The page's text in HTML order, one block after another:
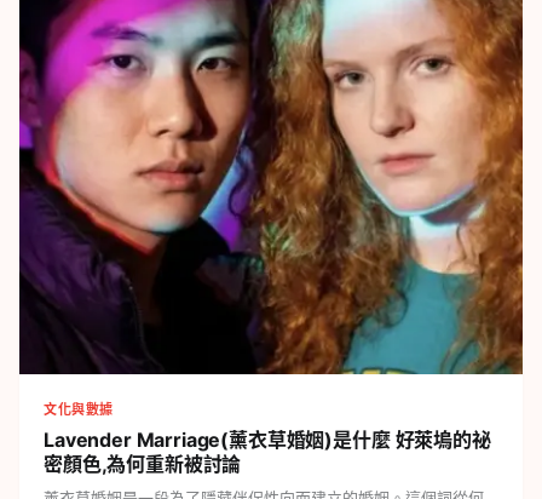
文化與數據
Lavender Marriage(薰衣草婚姻)是什麼 好萊塢的祕
密顏色,為何重新被討論